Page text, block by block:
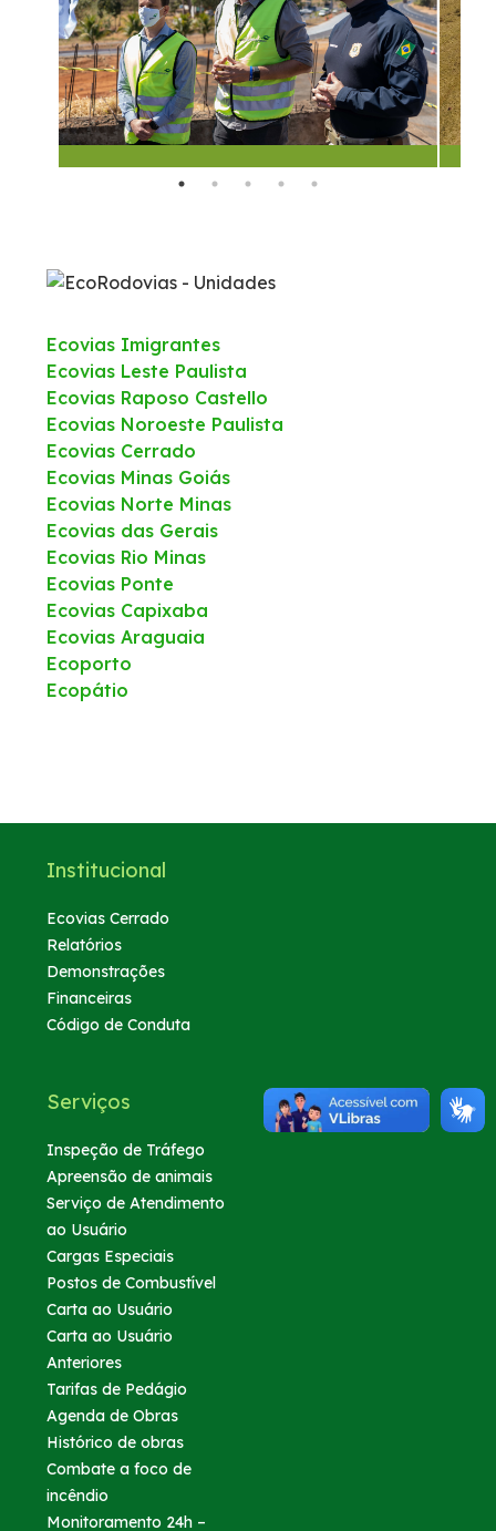
Carta ao Usuário Anteriores
Tarifas de Pedágio
Combate a foco de incêndio
Monitoramento 24h – CCO
Socorro Mecânico
Socorro Médico
Faixa de domínio
Tráfego Mensal
Links Úteis
Vídeos
Fotos
Compromissos Agenda ESG 2030
RDT – Recurso de Desenvolvimento Tecnológico
Compromisso de Regularização Ambiental
Política de Sustentabilidade
Atendimento
Ressarcimento
Dúvidas
Ecovias Imigrantes
Ecovias Leste Paulista
Ecovias Raposo Castello
Ecovias Noroeste Paulista
Ecovias Cerrado
Ecovias Minas Goiás
Ecovias Norte Minas
Ecovias das Gerais
Ecovias Rio Minas
Ecovias Ponte
Ecovias Capixaba
Ecovias Araguaia
Ecoporto
Ecopátio
Institucional
Ecovias Cerrado
Relatórios
Demonstrações
Financeiras
Código de Conduta
Serviços
Inspeção de Tráfego
Apreensão de animais
Serviço de Atendimento
ao Usuário
Cargas Especiais
Postos de Combustível
Carta ao Usuário
Carta ao Usuário
Anteriores
Tarifas de Pedágio
Agenda de Obras
Histórico de obras
Combate a foco de
incêndio
Monitoramento 24h –